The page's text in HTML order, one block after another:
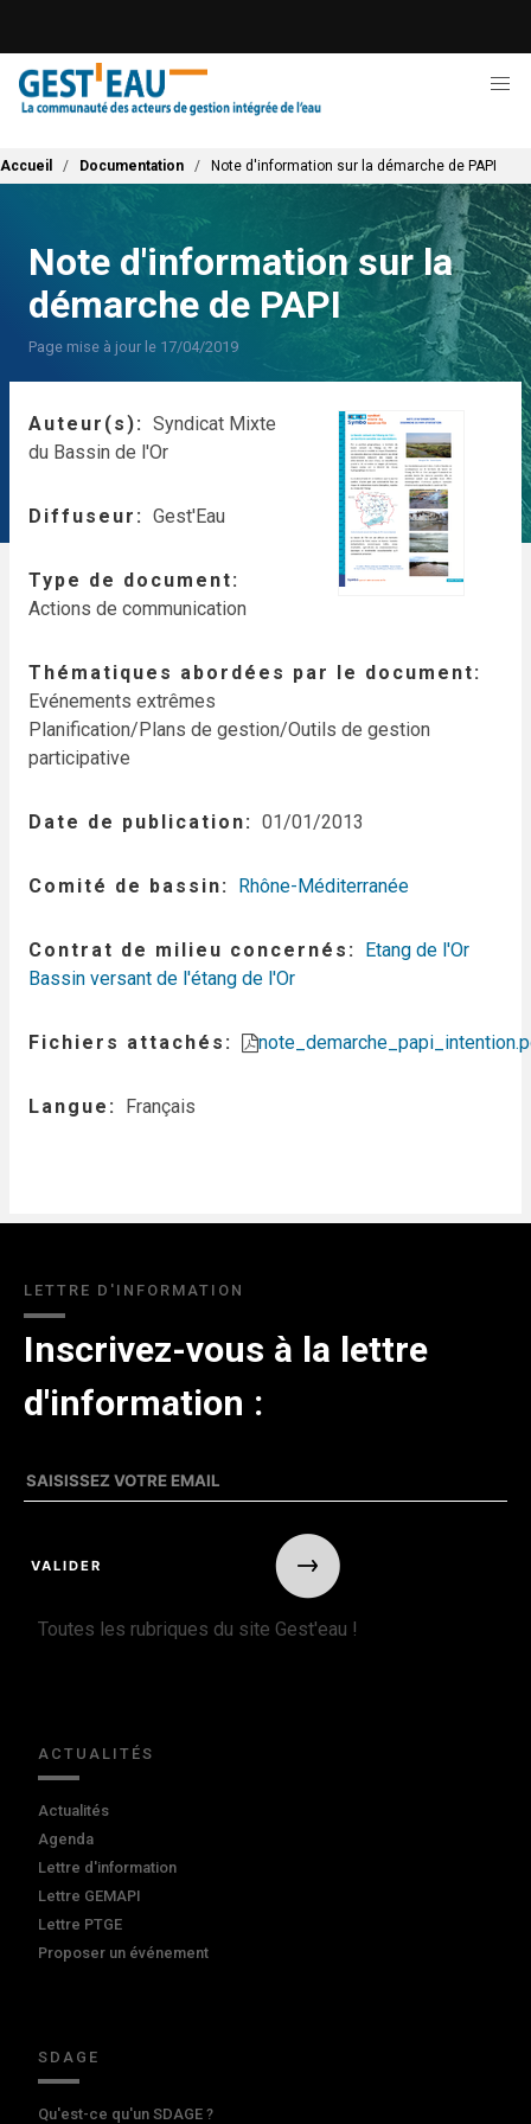
contenu
principal
Fil d'Ariane
Accueil Documentation Note d'information sur la démarche de PAPI
Note d'information sur la
démarche de PAPI
Page mise à jour le 17/04/2019
Auteur(s)
Syndicat Mixte
du Bassin de l'Or
Diffuseur Gest'Eau
Type de document
Actions de communication
Thématiques abordées par le document
Evénements extrêmes
Planification/Plans de gestion/Outils de gestion
participative
Date de publication 01/01/2013
Comité de bassin Rhône-Méditerranée
Contrat de milieu concernés
Etang de l'Or
Bassin versant de l'étang de l'Or
Fichiers attachés
Langue Français
LETTRE D'INFORMATION
Inscrivez-vous à la lettre
d'information :
Toutes les rubriques du site Gest'eau !
ACTUALITÉS
Actualités
Agenda
Lettre d'information
Lettre GEMAPI
Lettre PTGE
Proposer un événement
SDAGE
Qu'est-ce qu'un SDAGE ?